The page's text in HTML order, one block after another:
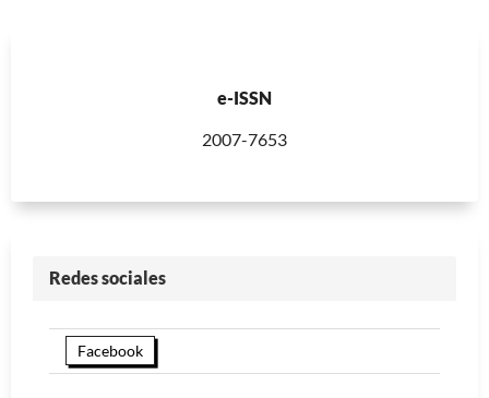
e-ISSN
2007-7653
Redes sociales
Facebook